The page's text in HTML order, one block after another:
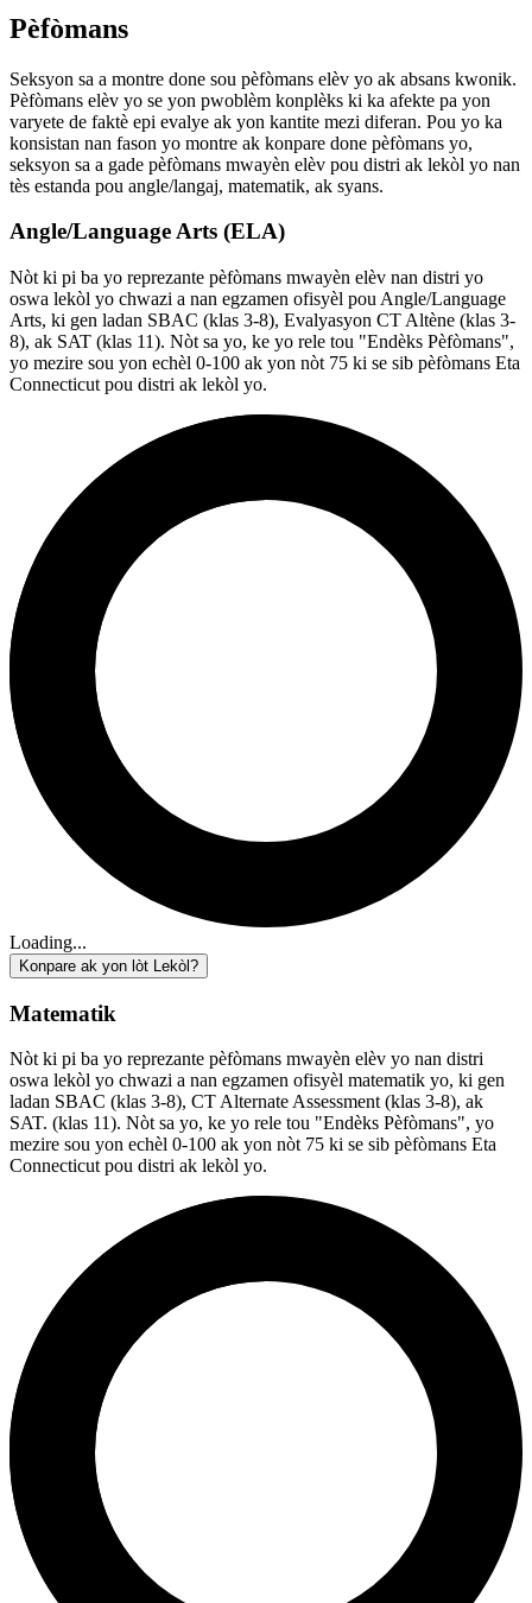
Pèfòmans
Seksyon sa a montre done sou pèfòmans elèv yo ak absans kwonik.
Pèfòmans elèv yo se yon pwoblèm konplèks ki ka afekte pa yon
varyete de faktè epi evalye ak yon kantite mezi diferan. Pou yo ka
konsistan nan fason yo montre ak konpare done pèfòmans yo,
seksyon sa a gade pèfòmans mwayèn elèv pou distri ak lekòl yo nan
tès estanda pou angle/langaj, matematik, ak syans.
Angle/Language Arts (ELA)
Nòt ki pi ba yo reprezante pèfòmans mwayèn elèv nan distri yo
oswa lekòl yo chwazi a nan egzamen ofisyèl pou Angle/Language
Arts, ki gen ladan SBAC (klas 3-8), Evalyasyon CT Altène (klas 3-
8), ak SAT (klas 11). Nòt sa yo, ke yo rele tou "Endèks Pèfòmans",
yo mezire sou yon echèl 0-100 ak yon nòt 75 ki se sib pèfòmans Eta
Connecticut pou distri ak lekòl yo.
Loading...
Konpare ak yon lòt Lekòl?
Matematik
Nòt ki pi ba yo reprezante pèfòmans mwayèn elèv yo nan distri
oswa lekòl yo chwazi a nan egzamen ofisyèl matematik yo, ki gen
ladan SBAC (klas 3-8), CT Alternate Assessment (klas 3-8), ak
SAT. (klas 11). Nòt sa yo, ke yo rele tou "Endèks Pèfòmans", yo
mezire sou yon echèl 0-100 ak yon nòt 75 ki se sib pèfòmans Eta
Connecticut pou distri ak lekòl yo.